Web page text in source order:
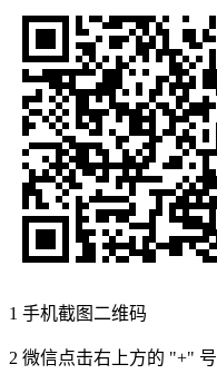
1 手机截图二维码
2 微信点击右上方的 "+" 号